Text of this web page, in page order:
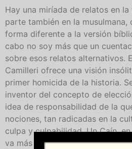
Hay una miríada de relatos en
parte también en la musulmana,
forma diferente a la versión
cabo no soy más que un
sobre esos relatos alternativos.
Camilleri ofrece una visión
primer homicida de la historia.
inventor del concepto de
idea de responsabilidad de la
nociones, tan radicadas en la
culpa y culpabilidad. Un Caín,
va más allá del arrepentimiento